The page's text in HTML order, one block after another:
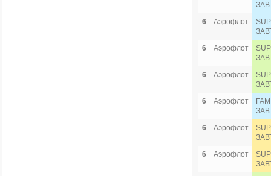
6
Аэрофлот
6
Аэрофлот
6
Аэрофлот
6
Аэрофлот
6
Аэрофлот
6
Аэрофлот